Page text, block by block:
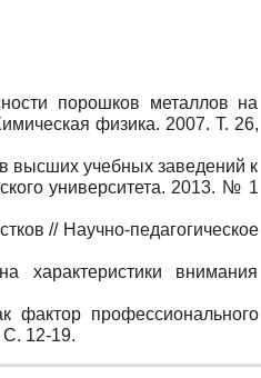
порошков металлов на
физика. 2007. Т. 26,
учебных заведений к
университета. 2013. № 1
// Научно-педагогическое
внимания
фактор профессионального
С. 12-19.